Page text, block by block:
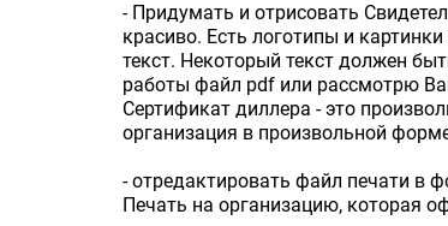
- Придумать и отрисовать
красиво. Есть логотипы и
текст. Некоторый текст должен
работы файл pdf или рассмотрю
Сертификат диллера - это
организация в произвольной
- отредактировать файл печати в
Печать на организацию, которая